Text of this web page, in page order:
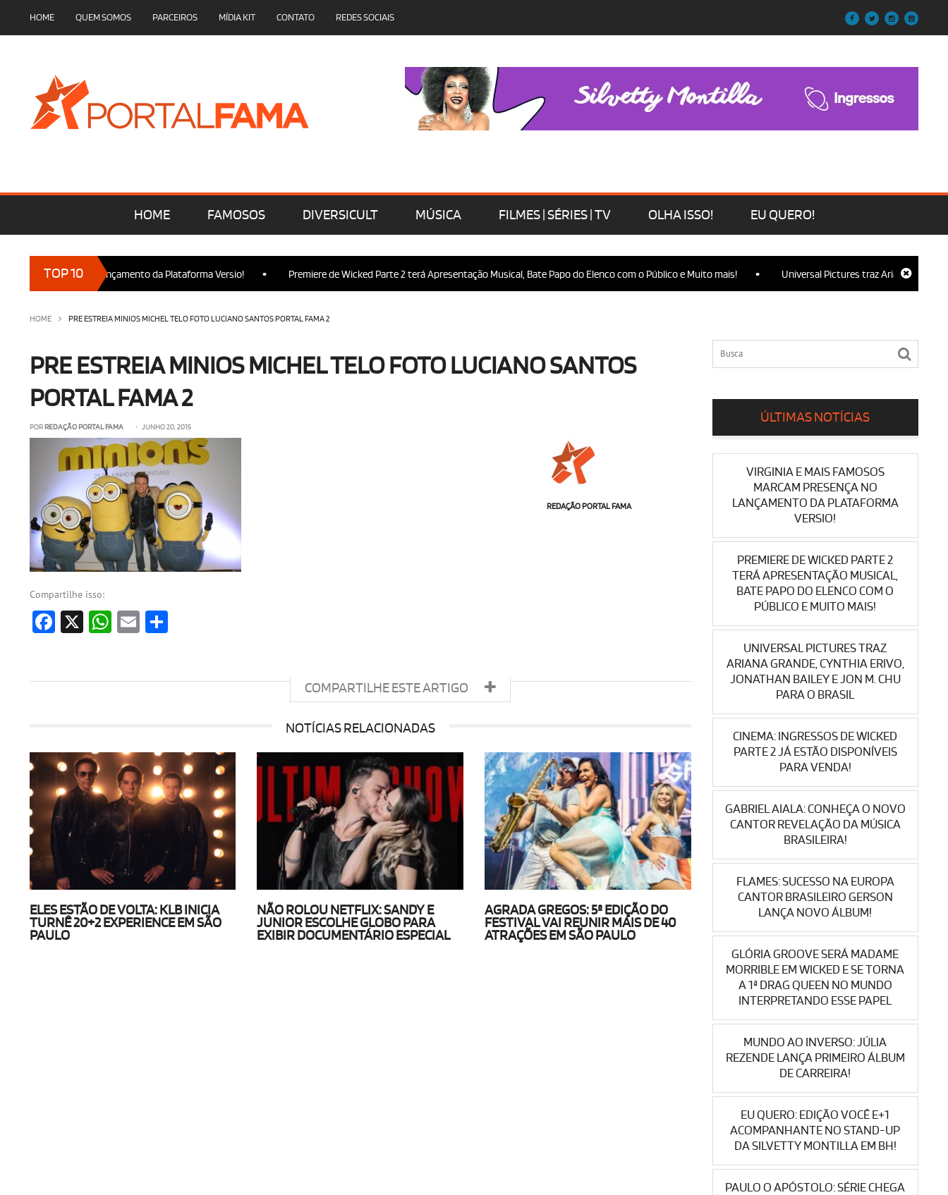
HOME QUEM SOMOS PARCEIROS MÍDIA KIT CONTATO REDES SOCIAIS
HOME FAMOSOS DIVERSICULT MÚSICA FILMES | SÉRIES | TV OLHA ISSO! EU QUERO!
TOP 10
presença no Lançamento da Plataforma Versio! • Premiere de Wicked Parte 2 terá Apresentação Musical, Bate Papo do Elenco com o Público e Muito mais! • Universal Pictures traz Ariana Grande,
HOME PRE ESTREIA MINIOS MICHEL TELO FOTO LUCIANO SANTOS PORTAL FAMA 2
PRE ESTREIA MINIOS MICHEL TELO FOTO LUCIANO SANTOS
PORTAL FAMA 2
POR REDAÇÃO PORTAL FAMA • JUNHO 20, 2015
REDAÇÃO PORTAL FAMA
Compartilhe isso:
Facebook
X WhatsApp
Email
COMPARTILHE ESTE ARTIGO
NOTÍCIAS RELACIONADAS
ELES ESTÃO DE VOLTA: KLB INICIA
TURNÊ 20+2 EXPERIENCE EM SÃO
PAULO
NÃO ROLOU NETFLIX: SANDY E
JUNIOR ESCOLHE GLOBO PARA
EXIBIR DOCUMENTÁRIO ESPECIAL
AGRADA GREGOS: 5ª EDIÇÃO DO
FESTIVAL VAI REUNIR MAIS DE 40
ATRAÇÕES EM SÃO PAULO
ÚLTIMAS NOTÍCIAS
VIRGINIA E MAIS FAMOSOS
MARCAM PRESENÇA NO
LANÇAMENTO DA PLATAFORMA
VERSIO!
PREMIERE DE WICKED PARTE 2
TERÁ APRESENTAÇÃO MUSICAL,
BATE PAPO DO ELENCO COM O
PÚBLICO E MUITO MAIS!
UNIVERSAL PICTURES TRAZ
ARIANA GRANDE, CYNTHIA ERIVO,
JONATHAN BAILEY E JON M. CHU
PARA O BRASIL
CINEMA: INGRESSOS DE WICKED
PARTE 2 JÁ ESTÃO DISPONÍVEIS
PARA VENDA!
GABRIEL AIALA: CONHEÇA O NOVO
CANTOR REVELAÇÃO DA MÚSICA
BRASILEIRA!
FLAMES: SUCESSO NA EUROPA
CANTOR BRASILEIRO GERSON
LANÇA NOVO ÁLBUM!
GLÓRIA GROOVE SERÁ MADAME
MORRIBLE EM WICKED E SE TORNA
A 1ª DRAG QUEEN NO MUNDO
INTERPRETANDO ESSE PAPEL
MUNDO AO INVERSO: JÚLIA
REZENDE LANÇA PRIMEIRO ÁLBUM
DE CARREIRA!
EU QUERO: EDIÇÃO VOCÊ E+1
ACOMPANHANTE NO STAND-UP
DA SILVETTY MONTILLA EM BH!
PAULO O APÓSTOLO: SÉRIE CHEGA